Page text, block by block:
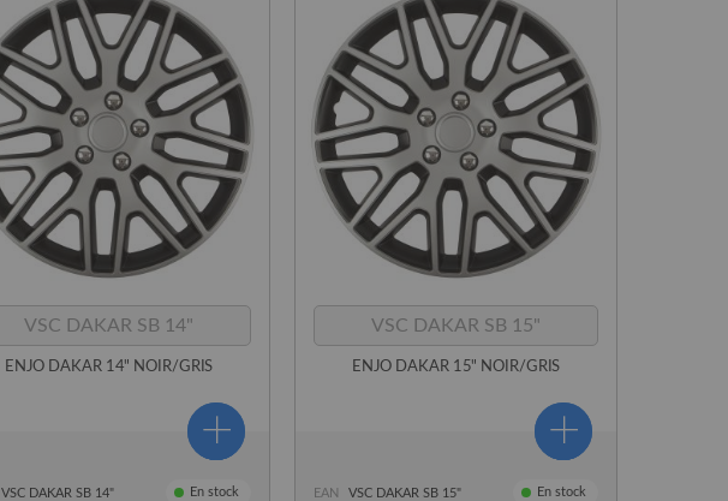
VSC DAKAR SB 14"
ENJO DAKAR 14" NOIR/GRIS
VSC DAKAR SB 14" En stock
VSC DAKAR SB 15"
ENJO DAKAR 15" NOIR/GRIS
EAN VSC DAKAR SB 15" En stock